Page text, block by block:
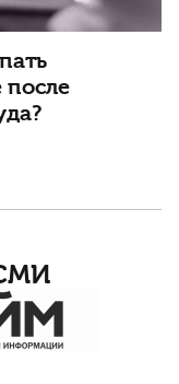
после